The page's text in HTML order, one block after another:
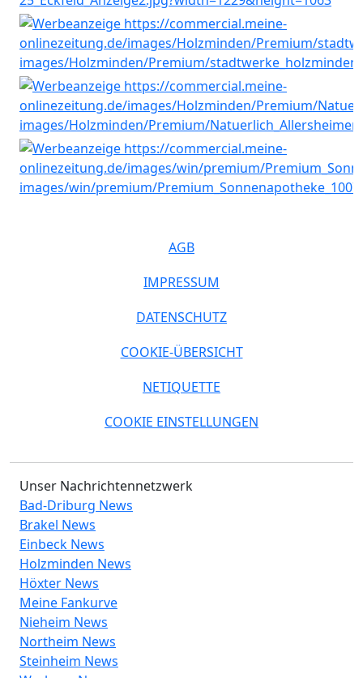
AGB
IMPRESSUM
DATENSCHUTZ
COOKIE-ÜBERSICHT
NETIQUETTE
COOKIE EINSTELLUNGEN
Unser Nachrichtennetzwerk
Bad-Driburg News
Brakel News
Einbeck News
Holzminden News
Höxter News
Meine Fankurve
Nieheim News
Northeim News
Steinheim News